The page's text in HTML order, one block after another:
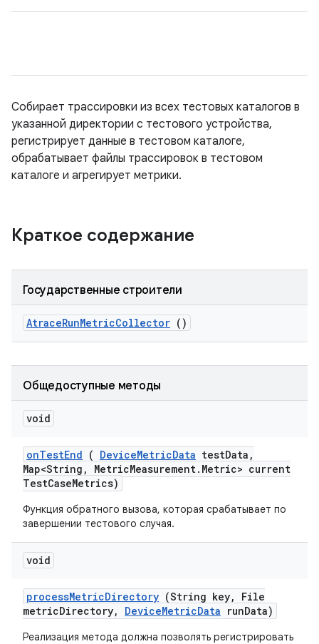
Собирает трассировки из всех тестовых каталогов в
указанной директории с тестового устройства,
регистрирует данные в тестовом каталоге,
обрабатывает файлы трассировок в тестовом
каталоге и агрегирует метрики.
Краткое содержание
Государственные строители
AtraceRunMetricCollector ()
Общедоступные методы
void
onTestEnd ( DeviceMetricData testData ,
Map<String , MetricMeasurement. Metric> current
TestCaseMetrics)
Функция обратного вызова, которая срабатывает по
завершении тестового случая.
void
processMetricDirectory (String key,
File
metricDirectory, DeviceMetricData runData)
Реализация метода должна позволять регистрировать